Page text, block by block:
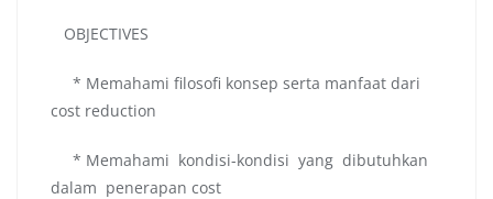
OBJECTIVES
* Memahami filosofi konsep serta manfaat dari
cost reduction
* Memahami kondisi-kondisi yang dibutuhkan
dalam penerapan cost